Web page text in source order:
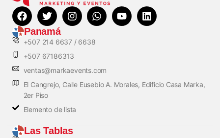
Panamá
+507 214 6637 / 6638
+507 67186313
ventas@markaevents.com
El Cangrejo, Calle Eusebio A. Morales, Edificio Casa Marka,
2er Piso
Elemento de lista
Las Tablas